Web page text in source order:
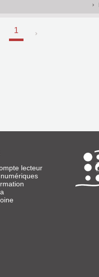
1
lecteur